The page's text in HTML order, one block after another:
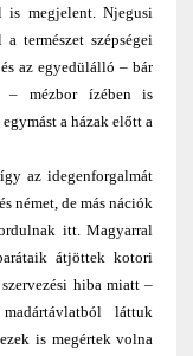
is megjelent. Njegusi
természet szépségei
az egyedülálló – bár
– mézbor ízében is
a házak előtt a
az idegenforgalmát
német, de más nációk
itt. Magyarral
átjöttek kotori
hiba miatt –
láttuk
is megértek volna